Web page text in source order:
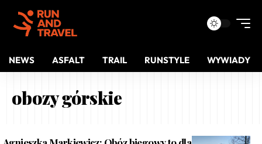
NEWS ASFALT TRAIL RUNSTYLE WYWIADY
obozy górskie